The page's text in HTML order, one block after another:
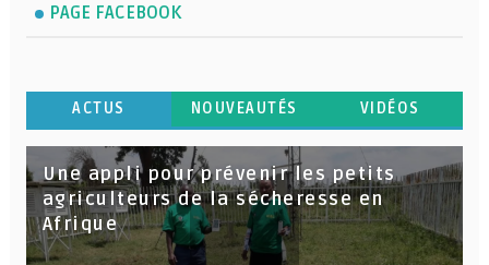
PAGE FACEBOOK
ACTUS NOUVEAUTÉS VIDÉOS
Une appli pour prévenir les petits
agriculteurs de la sécheresse en
Afrique